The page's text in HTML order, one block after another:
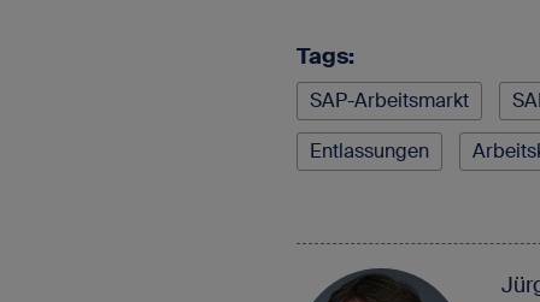
Tags:
SAP-Arbeitsmarkt
Entlassungen